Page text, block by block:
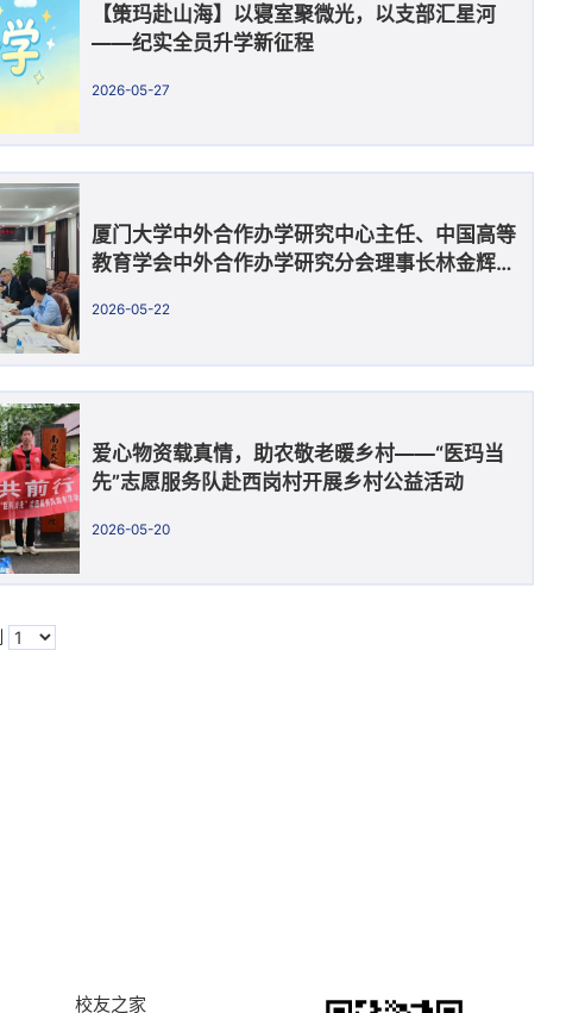
【策玛赴山海】以寝室聚微光，以支部汇星河
——纪实全员升学新征程
2026-05-27
厦门大学中外合作办学研究中心主任、中国高等
教育学会中外合作办学研究分会理事长林金辉教
2026-05-22
爱心物资载真情，助农敬老暖乡村——“医玛当
先”志愿服务队赴西岗村开展乡村公益活动
2026-05-20
校友之家